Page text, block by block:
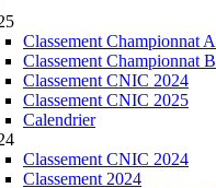
Classement Championnat A
Classement Championnat B
Classement CNIC 2024
Classement CNIC 2025
Calendrier
Classement CNIC 2024
Classement 2024